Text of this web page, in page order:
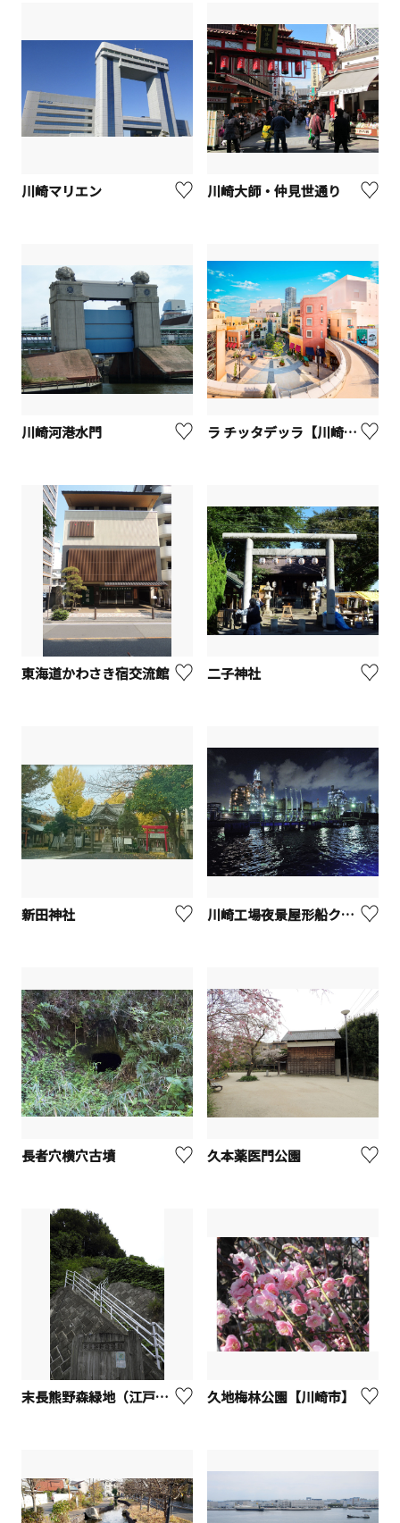
川崎マリエン 川崎大師・仲見世通り
川崎河港水門 ラ チッタデッラ【川崎市】
東海道かわさき宿交流館 二子神社
新田神社 川崎工場夜景屋形船クルーズ
長者穴横穴古墳 久本薬医門公園
末長熊野森緑地（江戸見桜・ターザンの木） 久地梅林公園【川崎市】